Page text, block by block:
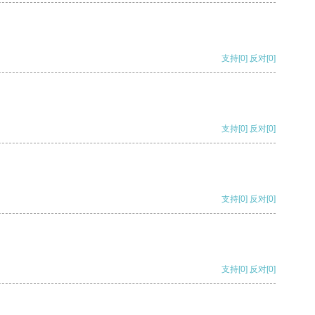
支持[0] 反对[0]
支持[0] 反对[0]
支持[0] 反对[0]
支持[0] 反对[0]